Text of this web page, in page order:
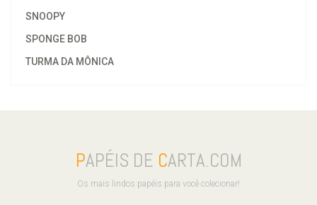
SNOOPY
SPONGE BOB
TURMA DA MÔNICA
PAPÉIS DE CARTA.COM
Os mais lindos papéis para você colecionar!